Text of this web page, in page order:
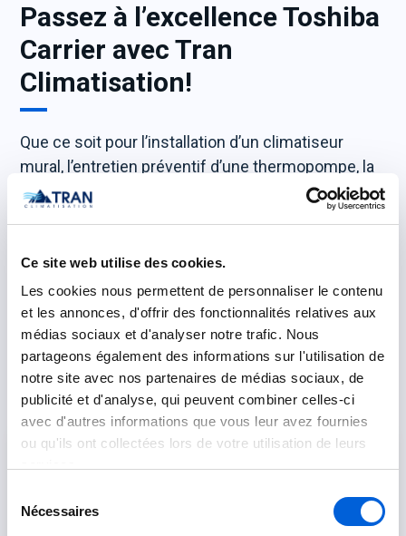
Ce site web utilise des cookies.
Les cookies nous permettent de personnaliser le contenu
et les annonces, d'offrir des fonctionnalités relatives aux
médias sociaux et d'analyser notre trafic. Nous
partageons également des informations sur l'utilisation de
notre site avec nos partenaires de médias sociaux, de
publicité et d'analyse, qui peuvent combiner celles-ci
avec d'autres informations que vous leur avez fournies
ou qu'ils ont collectées lors de votre utilisation de leurs
Nécessaires
Passez à l’excellence Toshiba
Carrier avec Tran
Climatisation!
Que ce soit pour l’installation d’un climatiseur
mural, l’entretien préventif d’une thermopompe, la
réparation d’urgence d’une fournaise ou le
remplacement de pièces Toshiba Carrier, faites
maintenant votre soumission gratuite et comptez
sur notre service d’urgence 24/7, assuré par une
équipe de techniciens certifiés.Contactez-nous
aujourd’hui pour un service rapide, professionnel
et garanti.